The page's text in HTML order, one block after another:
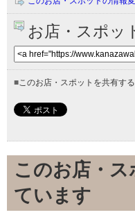
お店・スポッ
■このお店・スポットを共有する
このお店・
ています